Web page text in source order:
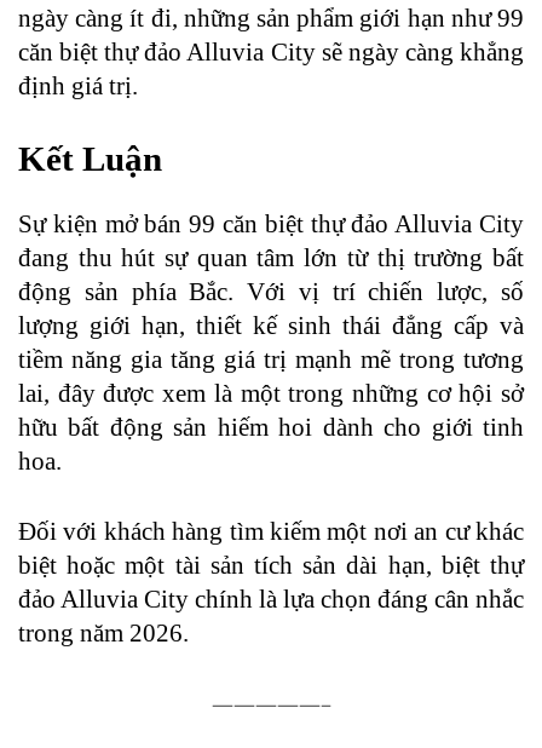
ngày càng ít đi, những sản phẩm giới hạn như 99
căn biệt thự đảo Alluvia City sẽ ngày càng khẳng
định giá trị.
Kết Luận
Sự kiện mở bán 99 căn biệt thự đảo Alluvia City
đang thu hút sự quan tâm lớn từ thị trường bất
động sản phía Bắc. Với vị trí chiến lược, số
lượng giới hạn, thiết kế sinh thái đẳng cấp và
tiềm năng gia tăng giá trị mạnh mẽ trong tương
lai, đây được xem là một trong những cơ hội sở
hữu bất động sản hiếm hoi dành cho giới tinh
hoa.
Đối với khách hàng tìm kiếm một nơi an cư khác
biệt hoặc một tài sản tích sản dài hạn, biệt thự
đảo Alluvia City chính là lựa chọn đáng cân nhắc
trong năm 2026.
—————–